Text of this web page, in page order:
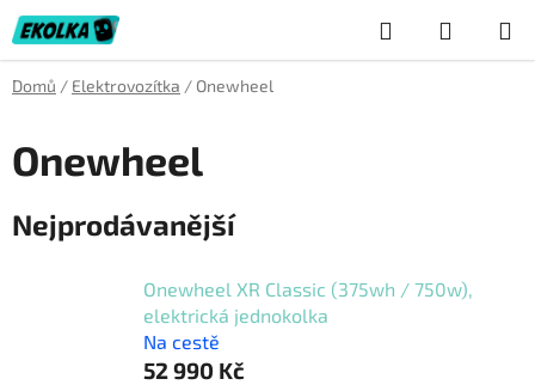
Přejít
na
obsah
Hledat
KOŠÍK
Domů / Elektrovozítka / Onewheel
Onewheel
Nejprodávanější
Onewheel XR Classic (375wh / 750w),
elektrická jednokolka
Na cestě
52 990 Kč